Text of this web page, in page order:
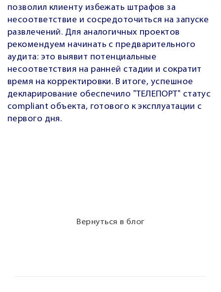
позволил клиенту избежать штрафов за
несоответствие и сосредоточиться на запуске
развлечений. Для аналогичных проектов
рекомендуем начинать с предварительного
аудита: это выявит потенциальные
несоответствия на ранней стадии и сократит
время на корректировки. В итоге, успешное
декларирование обеспечило "ТЕЛЕПОРТ" статус
compliant объекта, готового к эксплуатации с
первого дня.
Вернуться в блог